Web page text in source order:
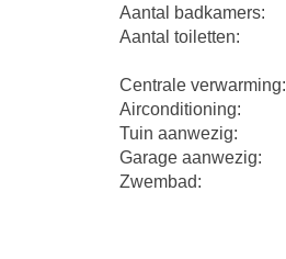
Aantal badkamers:
Aantal toiletten:
Centrale verwarming:
Airconditioning:
Tuin aanwezig:
Garage aanwezig:
Zwembad: